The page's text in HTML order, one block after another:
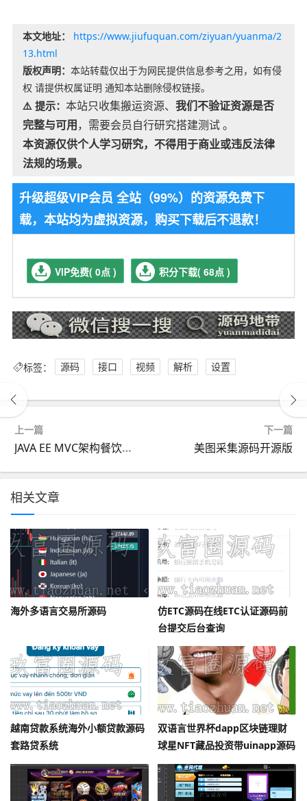
本文地址：
https://www.jiufuquan.com/ziyuan/yuanma/2
13.html
版权声明： 本站转载仅出于为网民提供信息参考之用，如有侵
权 请提供权属证明 通知本站删除侵权链接。
⚠️ 提示： 本站只收集搬运资源、 我们不验证资源是否
完整与可用，需要会员自行研究搭建测试 。
本资源仅供个人学习研究，不得用于商业或违反法律
法规的场景。
升级超级VIP会员 全站（99%）的资源免费下
载，本站均为虚拟资源，购买下载后不退款！
VIP免费( 0点 ) 积分下载( 68点 )
标签： 源码 接口 视频 解析 设置
上一篇
JAVA EE MVC架构餐饮管理系统源码
下一篇
美图采集源码开源版
相关文章
海外多语言交易所源码
仿ETC源码在线ETC认证源码前
台提交后台查询
越南贷款系统海外小额贷款源码
套路贷系统
双语言世界杯dapp区块链理财
球星NFT藏品投资带uinapp源码